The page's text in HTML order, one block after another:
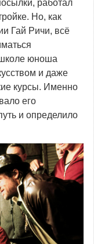
работал
Но, как
Гай Ричи, всё
юноша
и даже
курсы. Именно
его
и определило